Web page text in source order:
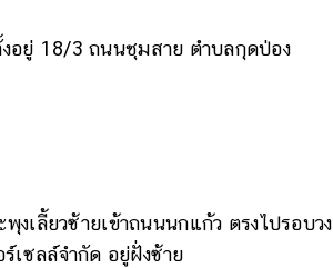
อยู่ 18/3 ถนนชุมสาย ตำบลกุดป่อง
งเลี้ยวซ้ายเข้าถนนนกแก้ว ตรงไปรอบวง
เซลล์จำกัด อยู่ฝั่งซ้าย